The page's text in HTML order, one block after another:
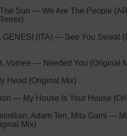
Sun — We Are The People
GENESI (ITA) — See You Sweat
Vomee — Needed You (Original
Head (Original Mix)
— My House Is Your House
Adam Ten, Mita Gami —
Mix)